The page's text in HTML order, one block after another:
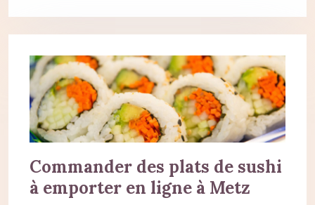
Commander des plats de sushi
à emporter en ligne à Metz